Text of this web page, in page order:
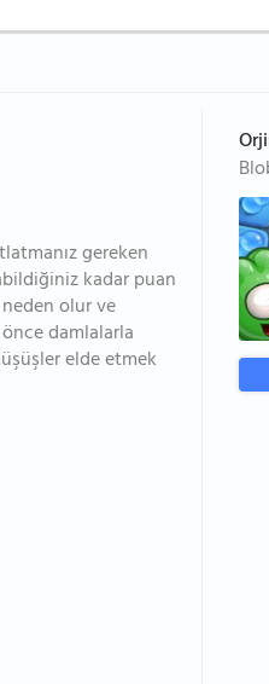
gereken
kadar puan
olur ve
damlalarla
elde etmek